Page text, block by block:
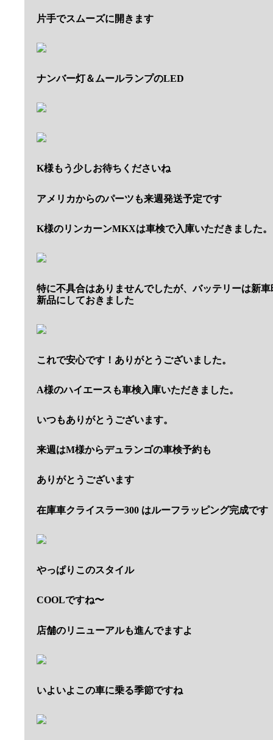
片手でスムーズに開きます
ナンバー灯＆ムールランプのLED
K様もう少しお待ちくださいね
アメリカからのパーツも来週発送予定です
K様のリンカーンMKXは車検で入庫いただきました。
特に不具合はありませんでしたが、バッテリーは新
新品にしておきました
これで安心です！ありがとうございました。
A様のハイエースも車検入庫いただきました。
いつもありがとうございます。
来週はM様からデュランゴの車検予約も
ありがとうございます
在庫車クライスラー300 はルーフラッピング完成です
やっぱりこのスタイル
COOLですね〜
店舗のリニューアルも進んでますよ
いよいよこの車に乗る季節ですね